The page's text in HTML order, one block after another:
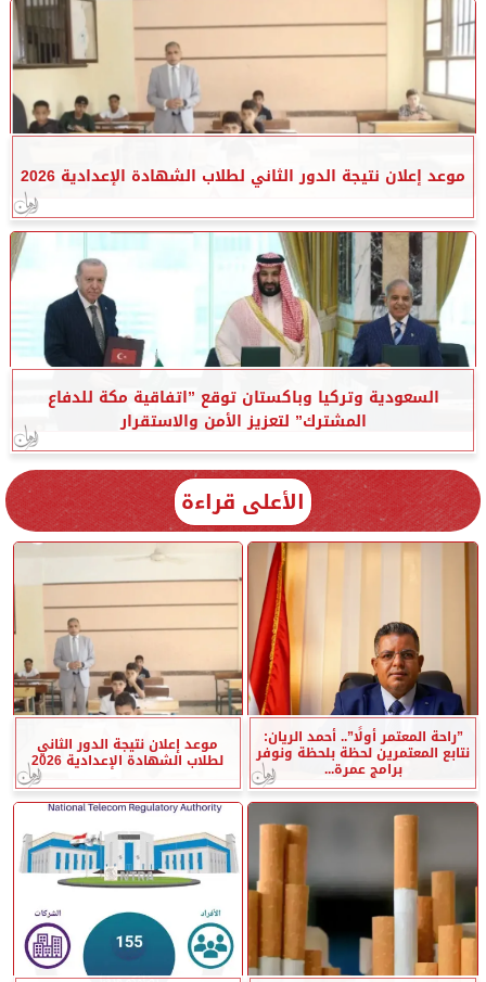
موعد إعلان نتيجة الدور الثاني لطلاب الشهادة الإعدادية 2026
السعودية وتركيا وباكستان توقع ”اتفاقية مكة للدفاع
المشترك” لتعزيز الأمن والاستقرار
الأعلى قراءة
”راحة المعتمر أولًا”.. أحمد الريان:
نتابع المعتمرين لحظة بلحظة ونوفر
برامج عمرة...
موعد إعلان نتيجة الدور الثاني
لطلاب الشهادة الإعدادية 2026